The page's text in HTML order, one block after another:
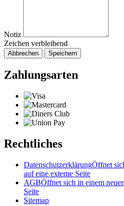
Notiz
Zeichen verbleibend
Abbrechen Speichern
Zahlungsarten
Rechtliches
DatenschutzerklärungÖffnet
auf eine externe Seite
AGBÖffnet sich in einem
Seite
Sitemap